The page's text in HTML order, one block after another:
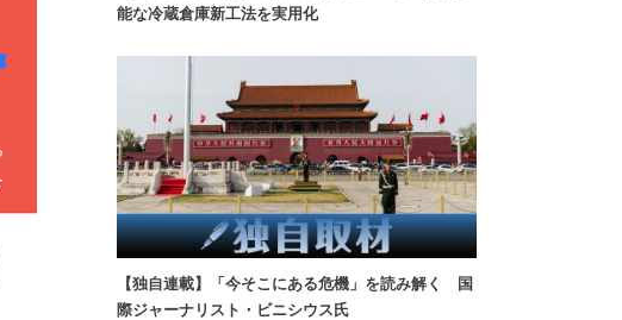
能な冷蔵倉庫新工法を実用化
【独自連載】「今そこにある危機」を読み解く 国
際ジャーナリスト・ビニシウス氏